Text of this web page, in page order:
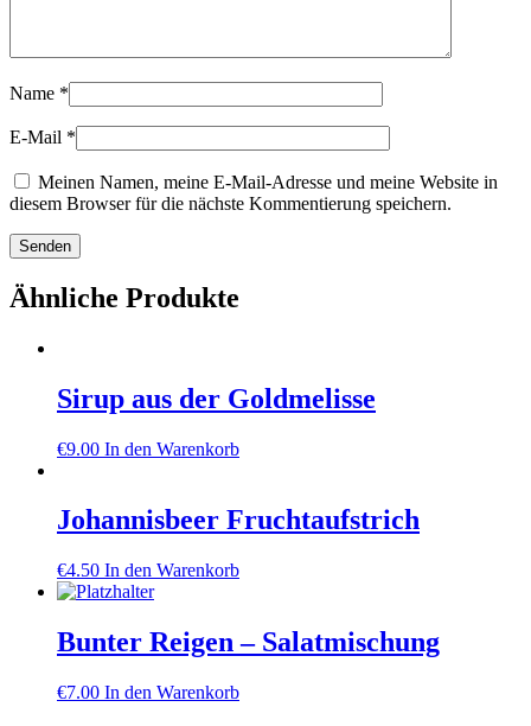
Name *
E-Mail *
Meinen Namen, meine E-Mail-Adresse und meine Website in
diesem Browser für die nächste Kommentierung speichern.
Ähnliche Produkte
Sirup aus der Goldmelisse
€9.00 In den Warenkorb
Johannisbeer Fruchtaufstrich
€4.50 In den Warenkorb
Bunter Reigen – Salatmischung
€7.00 In den Warenkorb